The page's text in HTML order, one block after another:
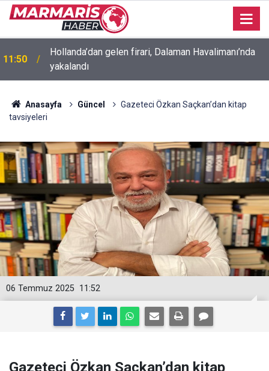
11:50
Hollanda’dan gelen firari, Dalaman Havalimanı’nda
yakalandı
Anasayfa Güncel
Gazeteci Özkan Saçkan’dan kitap
tavsiyeleri
11:52
06 Temmuz 2025
Gazeteci Özkan Saçkan’dan kitap